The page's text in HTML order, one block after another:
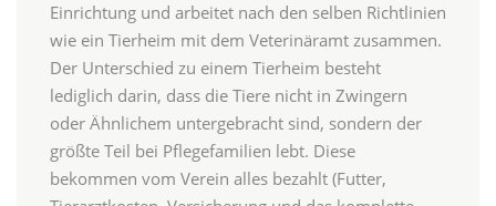
Einrichtung und arbeitet nach den selben Richtlinien
wie ein Tierheim mit dem Veterinäramt zusammen.
Der Unterschied zu einem Tierheim besteht
lediglich darin, dass die Tiere nicht in Zwingern
oder Ähnlichem untergebracht sind, sondern der
größte Teil bei Pflegefamilien lebt. Diese
bekommen vom Verein alles bezahlt (Futter,